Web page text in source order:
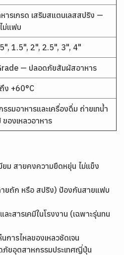
หารเกรด เสริมสแตนเลสสปริง —
ม่แฟบ
1.5", 2", 2.5", 3", 4"
— ปลอดภัยสัมผัสอาหาร
ง +60°C
รมอาหารและเครื่องดื่ม ถ่ายเทน้ำ
ของเหลวอาหาร
ม สายคงความยืดหยุ่น ไม่แข็ง
ายถัก หรือ สปริง) ป้องกันสายแฟบ
ะสารเคมีในโรงงาน (เฉพาะรุ่นทน
การไหลของเหลวชัดเจน
ภัยอุตสาหกรรมประเทศญี่ปุ่น